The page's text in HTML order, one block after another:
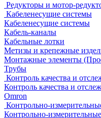
Редукторы и мотор-
Кабеленесущие системы
Кабеленесущие системы
Кабель-каналы
Кабельные лотки
Метизы и крепежные
Монтажные элементы
Трубы
Контроль качества и
Контроль качества и
Omron
Контрольно-
Контрольно-